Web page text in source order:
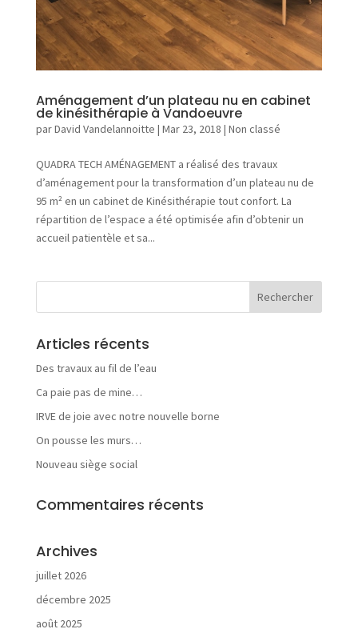
r
e
p
r
i
s
e
N
o
s
i
i
é
s
o
e
s
o
i
n
Aménagement d’un plateau nu en cabinet
de kinésithérapie à Vandoeuvre
parDavid Vandelannoitte | Mar 23, 2018 | Non classé
QUADRA TECH AMÉNAGEMENT a réalisé des travaux
d’aménagement pour la transformation d’un plateau nu de
95 m² en un cabinet de Kinésithérapie tout confort. La
répartition de l’espace a été optimisée afin d’obtenir un
accueil patientèle et sa...
Articles récents
Des travaux au fil de l’eau
Ca paie pas de mine…
IRVE de joie avec notre nouvelle borne
On pousse les murs…
Nouveau siège social
Commentaires récents
Archives
juillet 2026
décembre 2025
août 2025